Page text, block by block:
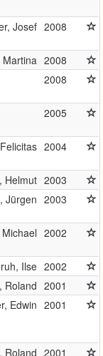
Josef 2008
Martina 2008
2008
2005
2004
Helmut 2003
Jürgen 2003
2002
Ilse 2002
Roland 2001
Edwin 2001
Roland 2001